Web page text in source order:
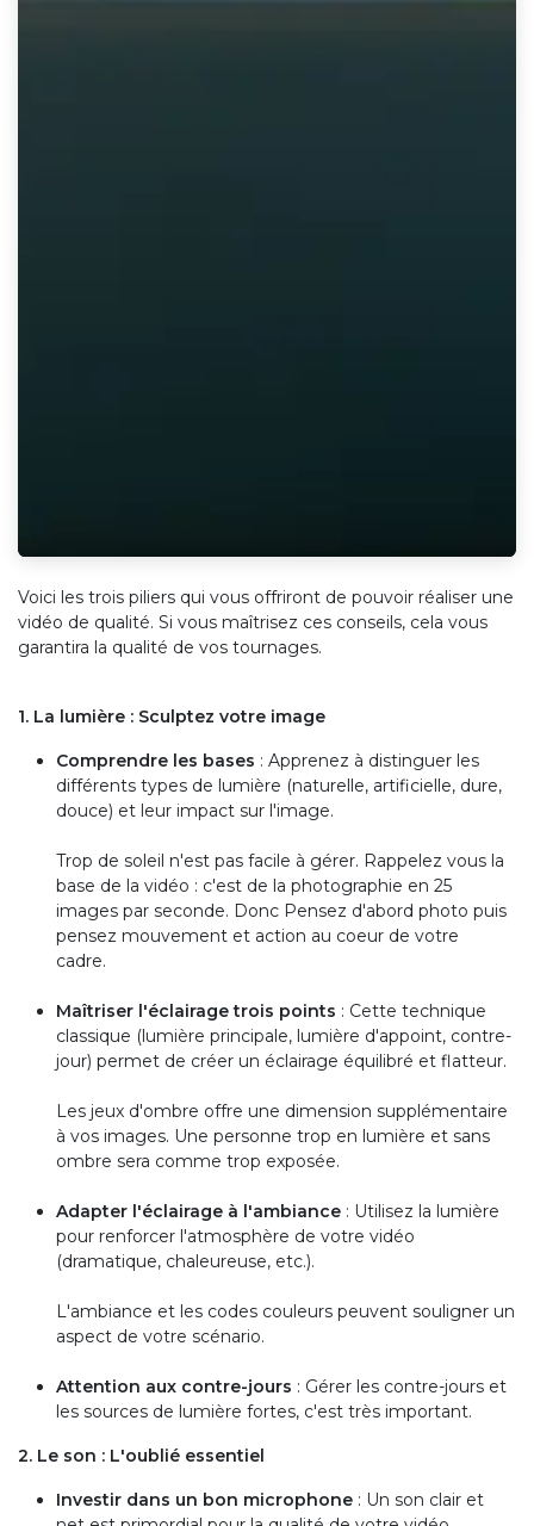
Voici les trois piliers qui vous offriront de pouvoir réaliser une
vidéo de qualité. Si vous maîtrisez ces conseils, cela vous
garantira la qualité de vos tournages.
1. La lumière : Sculptez votre image
Comprendre les bases : Apprenez à distinguer les
différents types de lumière (naturelle, artificielle, dure,
douce) et leur impact sur l'image.
Trop de soleil n'est pas facile à gérer. Rappelez vous la
base de la vidéo : c'est de la photographie en 25
images par seconde. Donc Pensez d'abord photo puis
pensez mouvement et action au coeur de votre
cadre.
Maîtriser l'éclairage trois points : Cette technique
classique (lumière principale, lumière d'appoint, contre-
jour) permet de créer un éclairage équilibré et flatteur.
Les jeux d'ombre offre une dimension supplémentaire
à vos images. Une personne trop en lumière et sans
ombre sera comme trop exposée.
Adapter l'éclairage à l'ambiance : Utilisez la lumière
pour renforcer l'atmosphère de votre vidéo
(dramatique, chaleureuse, etc.).
L'ambiance et les codes couleurs peuvent souligner un
aspect de votre scénario.
Attention aux contre-jours : Gérer les contre-jours et
les sources de lumière fortes, c'est très important.
2. Le son : L'oublié essentiel
Investir dans un bon microphone : Un son clair et